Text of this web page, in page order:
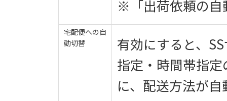
※「出荷依頼の自
宅配便への自
動切替
有効にすると、
指定・時間帯指
に、配送方法が